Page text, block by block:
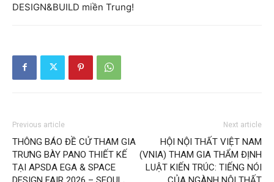
DESIGN&BUILD miền Trung!
Previous article
THÔNG BÁO ĐỀ CỬ THAM GIA
TRƯNG BÀY PANO THIẾT KẾ
TẠI APSDA EGA & SPACE
Next article
HỘI NỘI THẤT VIỆT NAM
(VNIA) THAM GIA THẨM ĐỊNH
LUẬT KIẾN TRÚC: TIẾNG NÓI